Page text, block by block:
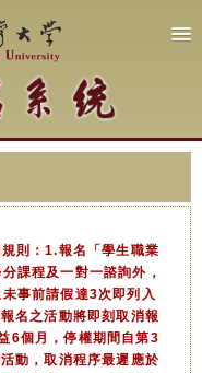
則：1.報名「學生職業
課程及一對一諮詢外，
事前請假達3次即列入
名之活動將即刻取消報
6個月，停權期間自第3
動，取消程序最遲應於